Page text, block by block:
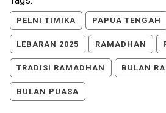
PELNI TIMIKA PAPUA TENGAH
LEBARAN 2025 RAMADHAN
TRADISI RAMADHAN BULAN
BULAN PUASA